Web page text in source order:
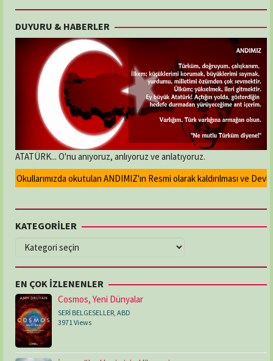
DUYURU & HABERLER
ATATÜRK... O'nu anıyoruz, anlıyoruz ve anlatıyoruz.
Okullarımızda okutulan ANDIMIZ'ın Resmi olarak kaldırılması ve
KATEGORİLER
KATEGORİLER
EN ÇOK İZLENENLER
Cosmos, Yeni Dünyalar
SERİ BELGESELLER, ABD
3971 Views